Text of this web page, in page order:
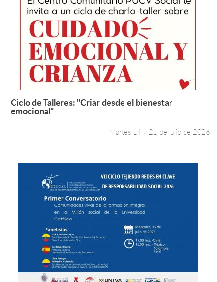
Leer más +
Ciclo de Talleres: "Criar desde el bienestar
emocional"
Martes 14 y 21 de julio de 2026